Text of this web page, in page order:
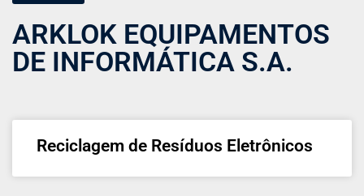
ARKLOK EQUIPAMENTOS
DE INFORMÁTICA S.A.
Reciclagem de Resíduos Eletrônicos